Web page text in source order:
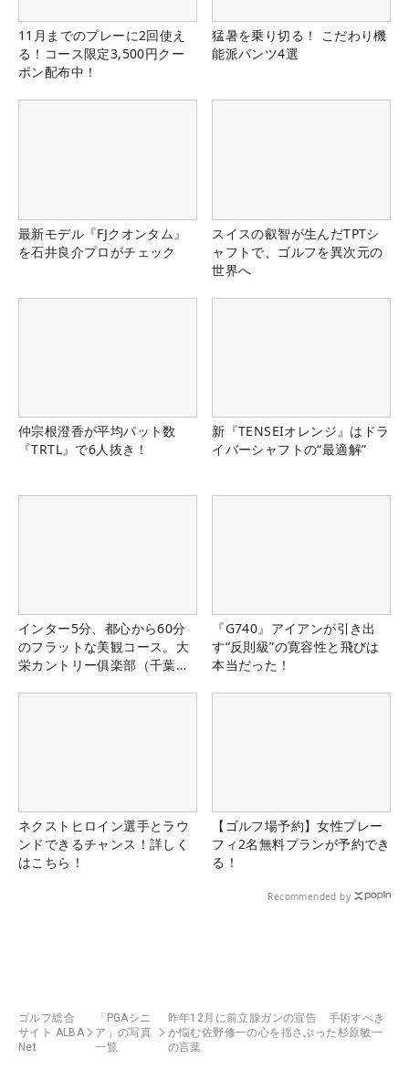
11月までのプレーに2回使え
る！コース限定3,500円クー
ポン配布中！
猛暑を乗り切る！ こだわり機
能派パンツ4選
最新モデル『FJクオンタム』
を石井良介プロがチェック
スイスの叡智が生んだTPTシ
ャフトで、ゴルフを異次元の
世界へ
仲宗根澄香が平均パット数
『TRTL』で6人抜き！
新『TENSEIオレンジ』はドラ
イバーシャフトの“最適解”
インター5分、都心から60分
のフラットな美観コース。大
栄カントリー俱楽部（千葉
『G740』アイアンが引き出
す“反則級”の寛容性と飛びは
本当だった！
ネクストヒロイン選手とラウ
ンドできるチャンス！詳しく
はこちら！
【ゴルフ場予約】女性プレー
フィ2名無料プランが予約でき
る！
Recommended by
ゴルフ総合
サイト ALBA
Net
「PGAシニ
ア」の写真
一覧
昨年12月に前立腺ガンの宣告 手術すべき
か悩む佐野修一の心を揺さぶった杉原敏一
の言葉